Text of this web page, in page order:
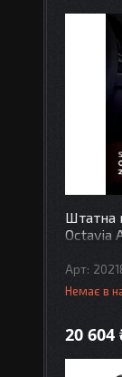
Штатна
Octavia
Немає в
20 604